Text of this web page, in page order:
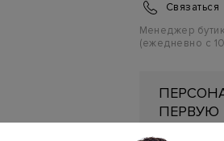
Связаться
Менеджер
(ежедневно с
ПЕРВУЮ
Подробнее